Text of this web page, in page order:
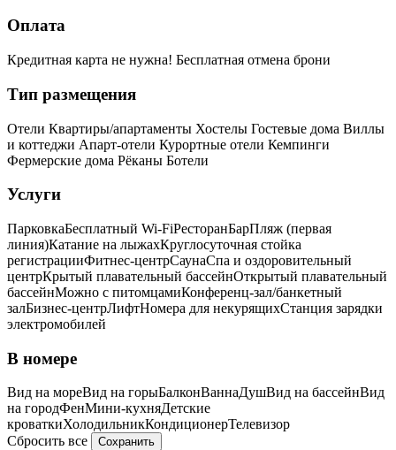
Оплата
Кредитная карта не нужна! Бесплатная отмена брони
Тип размещения
Отели Квартиры/апартаменты Хостелы Гостевые дома Виллы
и коттеджи Апарт-отели Курортные отели Кемпинги
Фермерские дома Рёканы Ботели
Услуги
ПарковкаБесплатный Wi-FiРесторанБарПляж (первая
линия)Катание на лыжахКруглосуточная стойка
регистрацииФитнес-центрСаунаСпа и оздоровительный
центрКрытый плавательный бассейнОткрытый плавательный
бассейнМожно с питомцамиКонференц-зал/банкетный
залБизнес-центрЛифтНомера для некурящихCтанция зарядки
электромобилей
В номере
Вид на мореВид на горыБалконВаннаДушВид на бассейнВид
на городФенМини-кухняДетские
кроваткиХолодильникКондиционерТелевизор
Сбросить все
Сохранить